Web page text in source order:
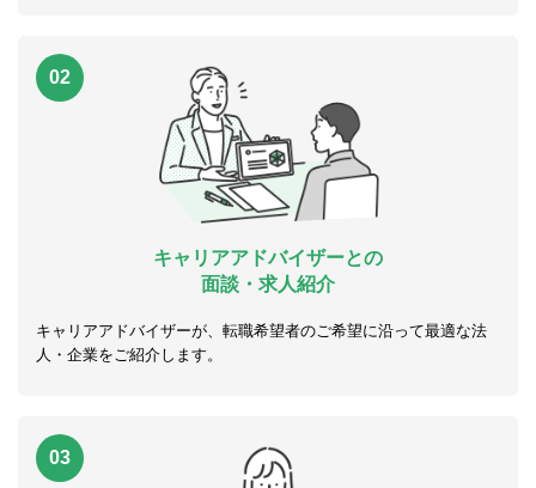
02
キャリアアドバイザーとの
面談・求人紹介
キャリアアドバイザーが、転職希望者のご希望に沿って最適な法
人・企業をご紹介します。
03